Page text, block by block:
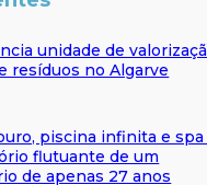
unidade de
resíduos no Algarve
piscina infinita e spa
flutuante de um
de apenas 27 anos